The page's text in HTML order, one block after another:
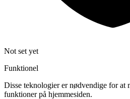
Not set yet
Funktionel
Disse teknologier er nødvendige for at
funktioner på hjemmesiden.